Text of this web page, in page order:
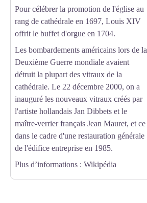
Pour célébrer la promotion de l'église au
rang de cathédrale en 1697, Louis XIV
offrit le buffet d'orgue en 1704.
Les bombardements américains lors de la
Deuxième Guerre mondiale avaient
détruit la plupart des vitraux de la
cathédrale. Le 22 décembre 2000, on a
inauguré les nouveaux vitraux créés par
l'artiste hollandais Jan Dibbets et le
maître-verrier français Jean Mauret, et ce
dans le cadre d'une restauration générale
de l'édifice entreprise en 1985.
Plus d’informations : Wikipédia